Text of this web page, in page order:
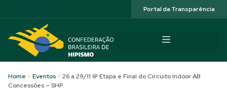
Portal da Transparência
Home > Eventos > 26 a 29/11 6ª Etapa e Final do Circuito Indoor AB
Concessões – SHP